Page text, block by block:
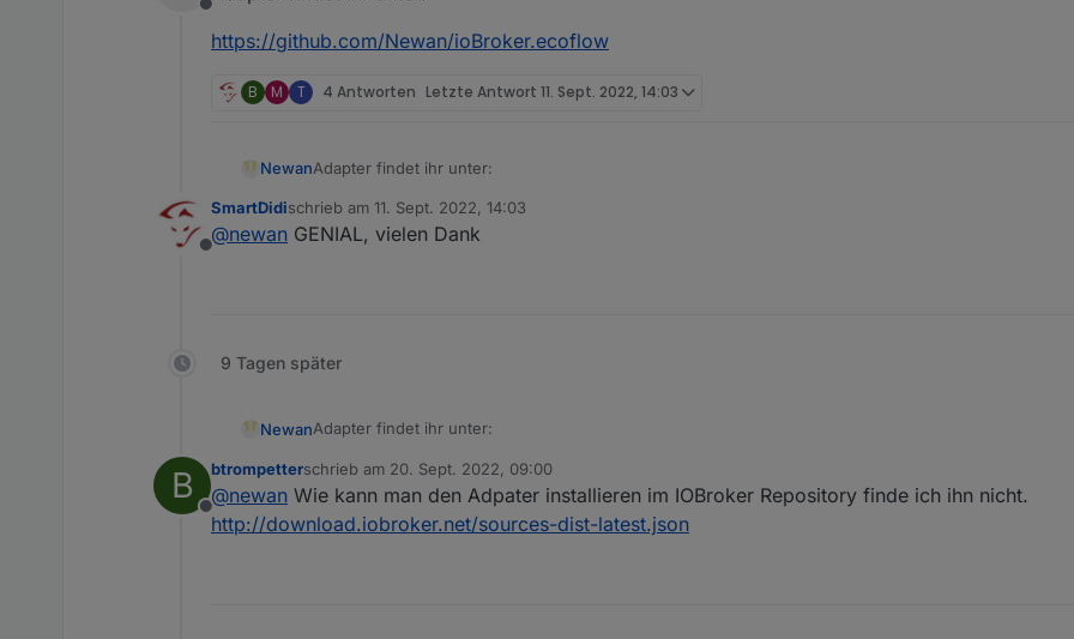
Offline
https://github.com/Newan/ioBroker.ecoflow
B M T 4 Antworten Letzte Antwort 11. Sept. 2022, 14:03
NewanAdapter findet ihr unter:
https://github.com/Newan/ioBroker.ecoflow
Offline
SmartDidischrieb am 11. Sept. 2022, 14:03
zuletzt editiert von
@newan GENIAL, vielen Dank
9 Tagen später
NewanAdapter findet ihr unter:
https://github.com/Newan/ioBroker.ecoflow
B
Offline
btrompetterschrieb am 20. Sept. 2022, 09:00
zuletzt editiert von
@newan Wie kann man den Adpater installieren im IOBroker Repository finde ich ihn nicht.
http://download.iobroker.net/sources-dist-latest.json